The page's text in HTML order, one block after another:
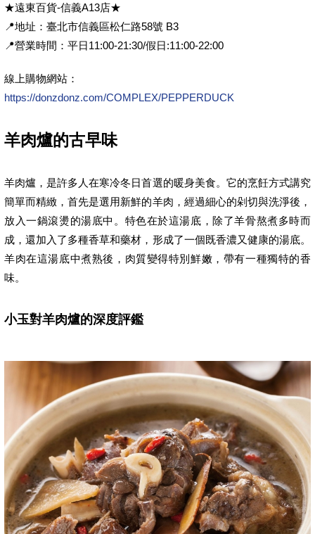
★遠東百貨-信義A13店★
📍地址：臺北市信義區松仁路58號 B3
📍營業時間：平日11:00-21:30/假日:11:00-22:00
線上購物網站：
https://donzdonz.com/COMPLEX/PEPPERDUCK
羊肉爐的古早味
羊肉爐，是許多人在寒冷冬日首選的暖身美食。它的烹飪方式講究
簡單而精緻，首先是選用新鮮的羊肉，經過細心的剁切與洗淨後，
放入一鍋滾燙的湯底中。特色在於這湯底，除了羊骨熬煮多時而
成，還加入了多種香草和藥材，形成了一個既香濃又健康的湯底。
羊肉在這湯底中煮熟後，肉質變得特別鮮嫩，帶有一種獨特的香
味。
小玉對羊肉爐的深度評鑑